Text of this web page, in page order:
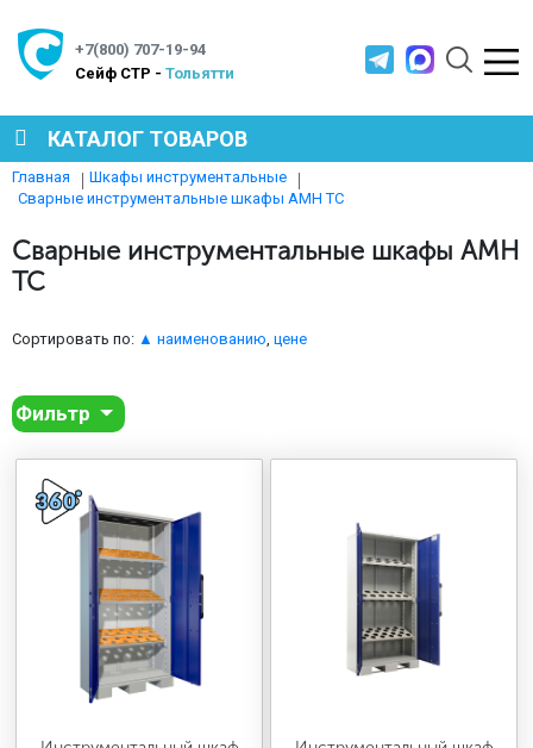
+7(800) 707-19-94
Cейф СТР - Тольятти
КАТАЛОГ ТОВАРОВ
СЕЙФЫ
ПРОИЗВОДСТВЕННАЯ МЕБЕЛЬ
МЕДИЦИНСКАЯ МЕБЕЛЬ
СИСТЕМЫ ХРАНЕНИЯ
Главная
Шкафы инструментальные
Сварные инструментальные шкафы AMH TC
Сварные инструментальные шкафы AMH
TC
Сортировать по: ▲ наименованию, цене
Фильтр